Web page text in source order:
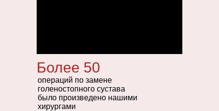
требует ювелирной точности на каждом
этапе.
Более 50
операций по замене
голеностопного сустава
было произведено нашими
хирургами
3500₽
Ермолаев Василий Александрович,
Ёлкин Денис Валерьевич